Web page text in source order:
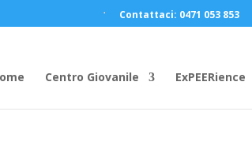
Contattaci: 0471 053 853
Centro Giovanile ExPEERience